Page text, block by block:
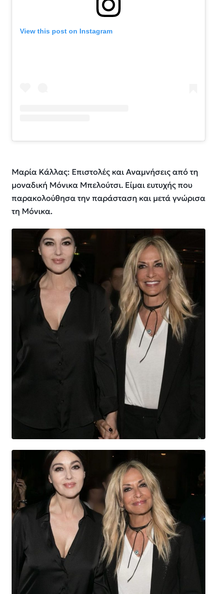
View this post on Instagram
Μαρία Κάλλας: Επιστολές και Αναμνήσεις από τη
μοναδική Μόνικα Μπελούτσι. Είμαι ευτυχής που
παρακολούθησα την παράσταση και μετά γνώρισα
τη Μόνικα.